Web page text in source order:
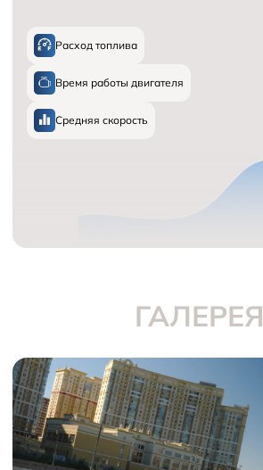
Расход топлива
Время работы двигателя
Средняя скорость
ГАЛЕРЕЯ